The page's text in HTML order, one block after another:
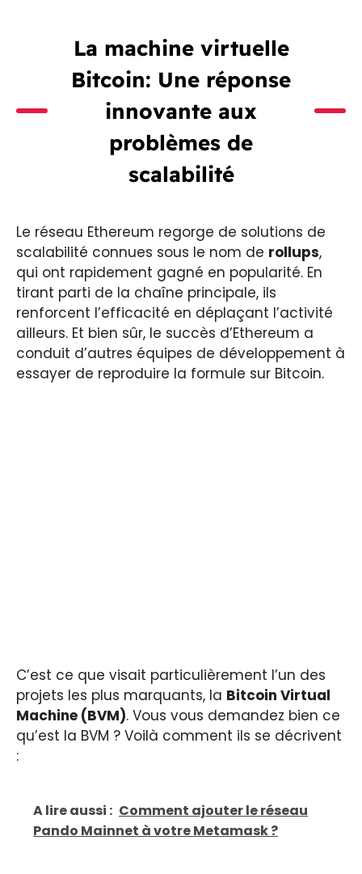
La machine virtuelle
Bitcoin: Une réponse
innovante aux
problèmes de
scalabilité
Le réseau Ethereum regorge de solutions de
scalabilité connues sous le nom de rollups,
qui ont rapidement gagné en popularité. En
tirant parti de la chaîne principale, ils
renforcent l’efficacité en déplaçant l’activité
ailleurs. Et bien sûr, le succès d’Ethereum a
conduit d’autres équipes de développement à
essayer de reproduire la formule sur Bitcoin.
C’est ce que visait particulièrement l’un des
projets les plus marquants, la Bitcoin Virtual
Machine (BVM). Vous vous demandez bien ce
qu’est la BVM ? Voilà comment ils se décrivent
:
A lire aussi : Comment ajouter le réseau
Pando Mainnet à votre Metamask ?